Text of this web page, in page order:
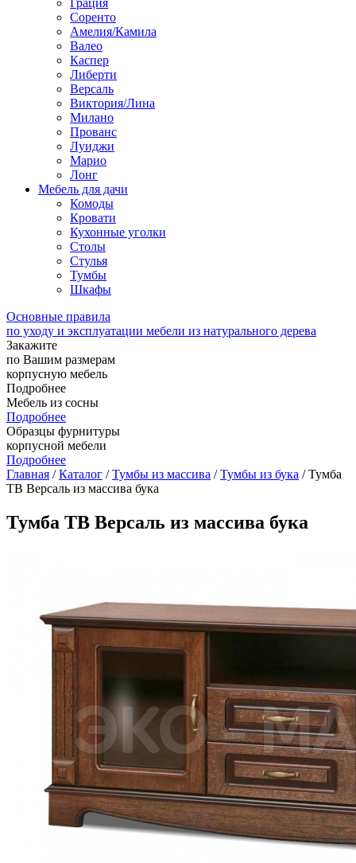
Грация
Соренто
Амелия/Камила
Валео
Каспер
Либерти
Версаль
Виктория/Лина
Милано
Прованс
Луиджи
Марио
Лонг
Мебель для дачи
Комоды
Кровати
Кухонные уголки
Столы
Стулья
Тумбы
Шкафы
Основные правила
по уходу и эксплуатации мебели из натурального дерева
Закажите
по Вашим размерам
корпусную мебель
Подробнее
Мебель из сосны
Подробнее
Образцы фурнитуры
корпусной мебели
Подробнее
Главная /Каталог /Тумбы из массива /Тумбы из бука / Тумба
ТВ Версаль из массива бука
Тумба ТВ Версаль из массива бука